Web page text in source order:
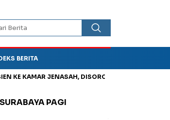
BERITA
KAMAR JENASAH, DISOROT
PAGI